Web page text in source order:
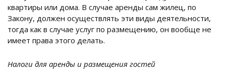
квартиры или дома. В случае аренды сам жилец, по
Закону, должен осуществлять эти виды деятельности,
тогда как в случае услуг по размещению, он вообще не
имеет права этого делать.
Налоги для аренды и размещения гостей